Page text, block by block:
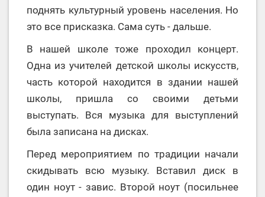
поднять культурный уровень населения. Но
это все присказка. Сама суть - дальше.
В нашей школе тоже проходил концерт.
Одна из учителей детской школы искусств,
часть которой находится в здании нашей
школы, пришла со своими детьми
выступать. Вся музыка для выступлений
была записана на дисках.
Перед мероприятием по традиции начали
скидывать всю музыку. Вставил диск в
один ноут - завис. Второй ноут (посильнее